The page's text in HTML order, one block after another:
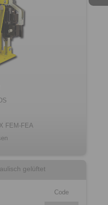
FEM-FEA
gelüftet
Code